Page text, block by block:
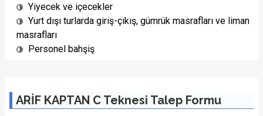
Yiyecek ve içecekler
Yurt dışı turlarda giriş-çıkış, gümrük masrafları ve liman
masrafları
Personel bahşiş
ARİF KAPTAN C Teknesi Talep Formu